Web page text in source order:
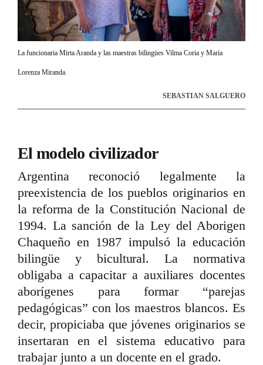
La funcionaria Mirta Aranda y las maestras bilingües Vilma Coria y María
Lorenza Miranda.
SEBASTIAN SALGUERO
El modelo civilizador
Argentina reconoció legalmente la
preexistencia de los pueblos originarios en
la reforma de la Constitución Nacional de
1994. La sanción de la Ley del Aborigen
Chaqueño en 1987 impulsó la educación
bilingüe y bicultural. La normativa
obligaba a capacitar a auxiliares docentes
aborígenes para formar “parejas
pedagógicas” con los maestros blancos. Es
decir, propiciaba que jóvenes originarios se
insertaran en el sistema educativo para
trabajar junto a un docente en el grado.